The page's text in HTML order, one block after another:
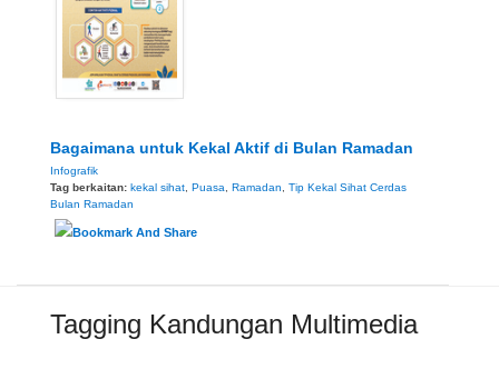
Bagaimana untuk Kekal Aktif di Bulan Ramadan
Infografik
Tag berkaitan: kekal sihat Puasa Ramadan
Tip Kekal Sihat Cerdas
Bulan Ramadan
Tagging Kandungan Multimedia